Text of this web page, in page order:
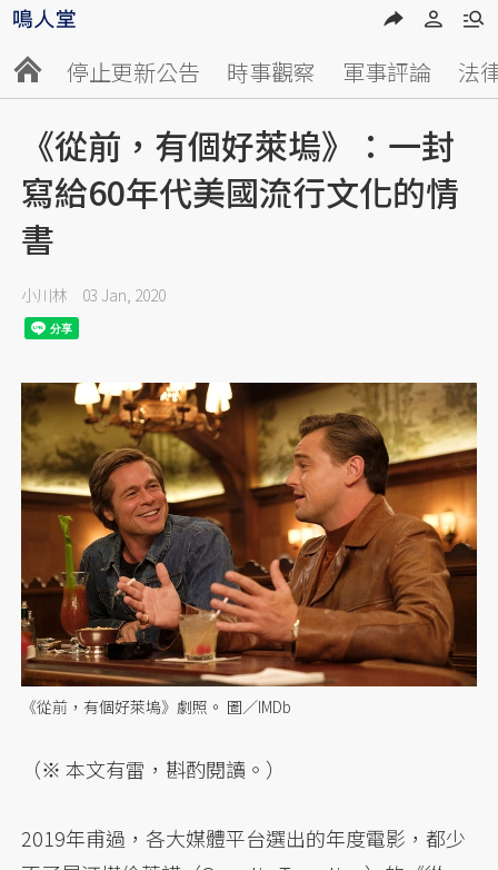
停止更新公告 時事觀察 軍事評論 法
《從前，有個好萊塢》：一封
寫給60年代美國流行文化的情
書
小川林 03 Jan, 2020
《從前，有個好萊塢》劇照。 圖／IMDb
（※ 本文有雷，斟酌閱讀。）
2019年甫過，各大媒體平台選出的年度電影，都少